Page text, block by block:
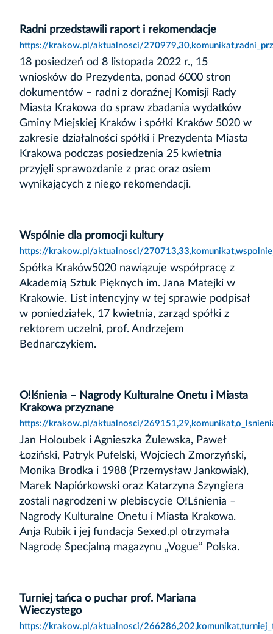
Radni przedstawili raport i rekomendacje
https://krakow.pl/aktualnosci/
18 posiedzeń od 8 listopada 2022 r., 15
wniosków do Prezydenta, ponad 6000 stron
dokumentów – radni z doraźnej Komisji Rady
Miasta Krakowa do spraw zbadania wydatków
Gminy Miejskiej Kraków i spółki Kraków 5020 w
zakresie działalności spółki i Prezydenta Miasta
Krakowa podczas posiedzenia 25 kwietnia
przyjęli sprawozdanie z prac oraz osiem
wynikających z niego rekomendacji.
Wspólnie dla promocji kultury
https://krakow.pl/aktualnosci/
Spółka Kraków5020 nawiązuje współpracę z
Akademią Sztuk Pięknych im. Jana Matejki w
Krakowie. List intencyjny w tej sprawie podpisał
w poniedziałek, 17 kwietnia, zarząd spółki z
rektorem uczelni, prof. Andrzejem
Bednarczykiem.
O!lśnienia – Nagrody Kulturalne Onetu i Miasta
Krakowa przyznane
https://krakow.pl/aktualnosci/
Jan Holoubek i Agnieszka Żulewska, Paweł
Łoziński, Patryk Pufelski, Wojciech Zmorzyński,
Monika Brodka i 1988 (Przemysław Jankowiak),
Marek Napiórkowski oraz Katarzyna Szyngiera
zostali nagrodzeni w plebiscycie O!Lśnienia –
Nagrody Kulturalne Onetu i Miasta Krakowa.
Anja Rubik i jej fundacja Sexed.pl otrzymała
Nagrodę Specjalną magazynu „Vogue” Polska.
Turniej tańca o puchar prof. Mariana
Wieczystego
https://krakow.pl/aktualnosci/